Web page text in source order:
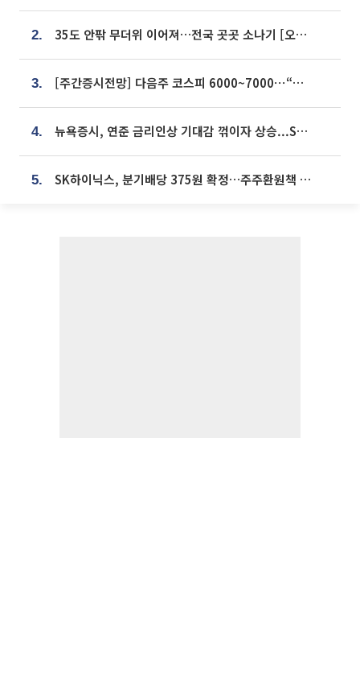
2. 35도 안팎 무더위 이어져…전국 곳곳 소나기 [오늘 날씨]
3. [주간증시전망] 다음주 코스피 6000~7000⋯“外人 수급은 정책이 변수”
4. 뉴욕증시, 연준 금리인상 기대감 꺾이자 상승...S&P500 사상 최고치 [종합]
5. SK하이닉스, 분기배당 375원 확정…주주환원책 9월로 앞당겨 발표